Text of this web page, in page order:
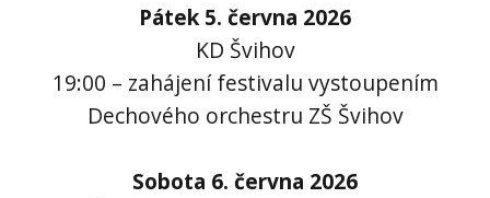
Pátek 5. června 2026
KD Švihov
19:00 – zahájení festivalu vystoupením
Dechového orchestru ZŠ Švihov
Sobota 6. června 2026